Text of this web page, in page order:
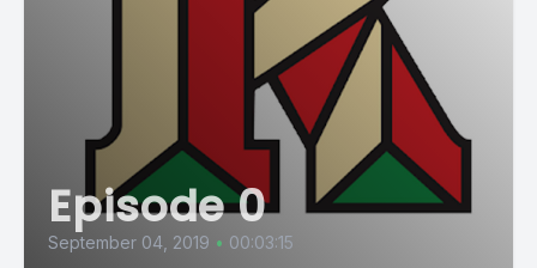
Episode 0
September 04, 2019 • 00:03:15